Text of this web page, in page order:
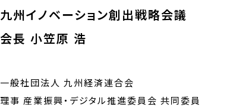
九州イノベーション創出戦略会議
会長 小笠原 浩
一般社団法人 九州経済連合会
理事 産業振興・デジタル推進委員会 共同委員